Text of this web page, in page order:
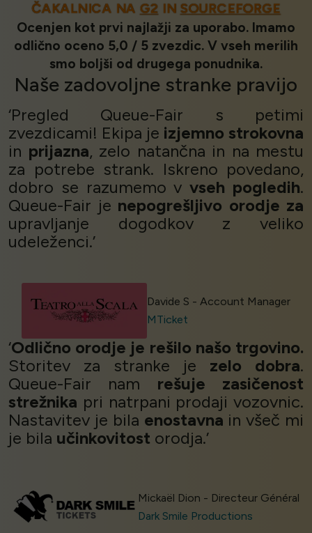
ČAKALNICA NA G2 IN SOURCEFORGE
Ocenjen kot prvi najlažji za uporabo. Imamo
odlično oceno 5,0 / 5 zvezdic. V vseh merilih
smo boljši od drugega ponudnika.
Naše zadovoljne stranke pravijo
‘Pregled Queue-Fair s petimi
zvezdicami! Ekipa je izjemno strokovna
in prijazna, zelo natančna in na mestu
za potrebe strank. Iskreno povedano,
dobro se razumemo vvseh pogledih.
Queue-Fair je nepogrešljivo orodje za
upravljanje dogodkov z veliko
udeleženci.’
Davide S - Account Manager
MTicket
‘Odlično orodje je rešilo našo trgovino.
Storitev za stranke je zelo dobra.
Queue-Fair nam rešuje zasičenost
strežnika pri natrpani prodaji vozovnic.
Nastavitev je bila enostavna in všeč mi
je bila učinkovitost orodja.’
Mickaël Dion - Directeur Général
Dark Smile Productions